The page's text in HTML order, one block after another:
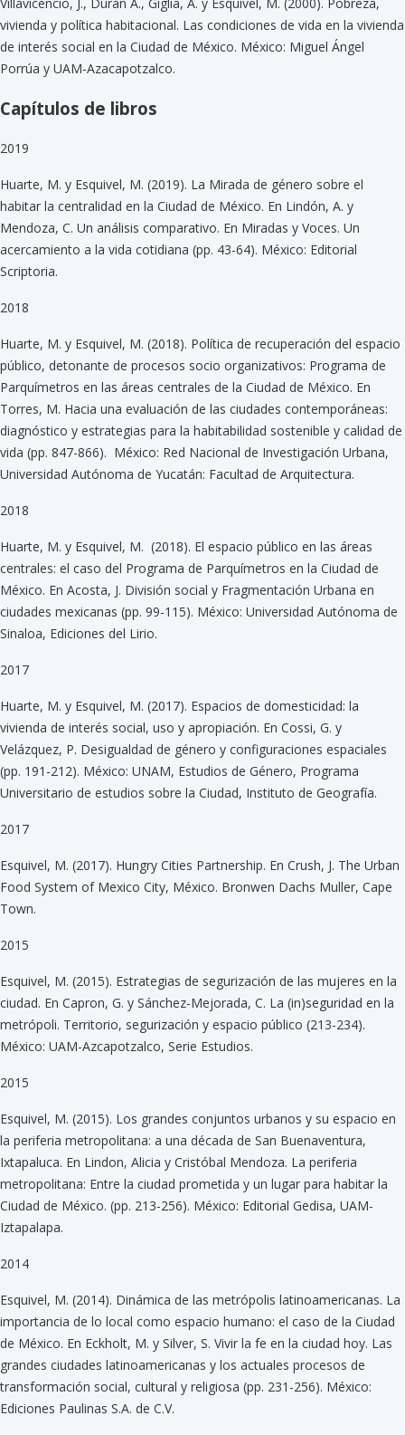
Villavicencio, J., Durán A., Giglia, A. y Esquivel, M. (2000). Pobreza,
vivienda y política habitacional. Las condiciones de vida en la vivienda
de interés social en la Ciudad de México. México: Miguel Ángel
Porrúa y UAM-Azacapotzalco.
Capítulos de libros
2019
Huarte, M. y Esquivel, M. (2019). La Mirada de género sobre el
habitar la centralidad en la Ciudad de México. En Lindón, A. y
Mendoza, C. Un análisis comparativo. En Miradas y Voces. Un
acercamiento a la vida cotidiana (pp. 43-64). México: Editorial
Scriptoria.
2018
Huarte, M. y Esquivel, M. (2018). Política de recuperación del espacio
público, detonante de procesos socio organizativos: Programa de
Parquímetros en las áreas centrales de la Ciudad de México. En
Torres, M. Hacia una evaluación de las ciudades contemporáneas:
diagnóstico y estrategias para la habitabilidad sostenible y calidad de
vida (pp. 847-866). México: Red Nacional de Investigación Urbana,
Universidad Autónoma de Yucatán: Facultad de Arquitectura.
2018
Huarte, M. y Esquivel, M. (2018). El espacio público en las áreas
centrales: el caso del Programa de Parquímetros en la Ciudad de
México. En Acosta, J. División social y Fragmentación Urbana en
ciudades mexicanas (pp. 99-115). México: Universidad Autónoma de
Sinaloa, Ediciones del Lirio.
2017
Huarte, M. y Esquivel, M. (2017). Espacios de domesticidad: la
vivienda de interés social, uso y apropiación. En Cossi, G. y
Velázquez, P. Desigualdad de género y configuraciones espaciales
(pp. 191-212). México: UNAM, Estudios de Género, Programa
Universitario de estudios sobre la Ciudad, Instituto de Geografía.
2017
Esquivel, M. (2017). Hungry Cities Partnership. En Crush, J. The Urban
Food System of Mexico City, México. Bronwen Dachs Muller, Cape
Town.
2015
Esquivel, M. (2015). Estrategias de segurización de las mujeres en la
ciudad. En Capron, G. y Sánchez-Mejorada, C. La (in)seguridad en la
metrópoli. Territorio, segurización y espacio público (213-234).
México: UAM-Azcapotzalco, Serie Estudios.
2015
Esquivel, M. (2015). Los grandes conjuntos urbanos y su espacio en
la periferia metropolitana: a una década de San Buenaventura,
Ixtapaluca. En Lindon, Alicia y Cristóbal Mendoza. La periferia
metropolitana: Entre la ciudad prometida y un lugar para habitar la
Ciudad de México. (pp. 213-256). México: Editorial Gedisa, UAM-
Iztapalapa.
2014
Esquivel, M. (2014). Dinámica de las metrópolis latinoamericanas. La
importancia de lo local como espacio humano: el caso de la Ciudad
de México. En Eckholt, M. y Silver, S. Vivir la fe en la ciudad hoy. Las
grandes ciudades latinoamericanas y los actuales procesos de
transformación social, cultural y religiosa (pp. 231-256). México:
Ediciones Paulinas S.A. de C.V.